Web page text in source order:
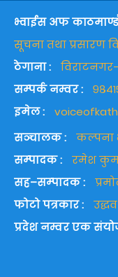
भ्वाईस अफ काठमाण्डौं
सूचना तथा प्रसारण
ठेगाना :
सम्पर्क नम्वर :
इमेल :
सञ्चालक :
कल्पना
सम्पादक :
रमेश
सह–सम्पादक :
फोटो पत्रकार :
प्रदेश नम्वर एक